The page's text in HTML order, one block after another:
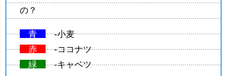
の？
青
-小麦
赤
-ココナツ
緑
-キャベツ